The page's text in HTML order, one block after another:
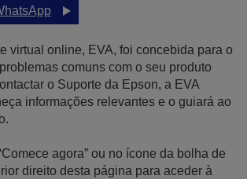
virtual online, EVA, foi concebida para o
comuns com o seu produto
o Suporte da Epson, a EVA
informações relevantes e o guiará ao
agora” ou no ícone da bolha de
direito desta página para aceder à